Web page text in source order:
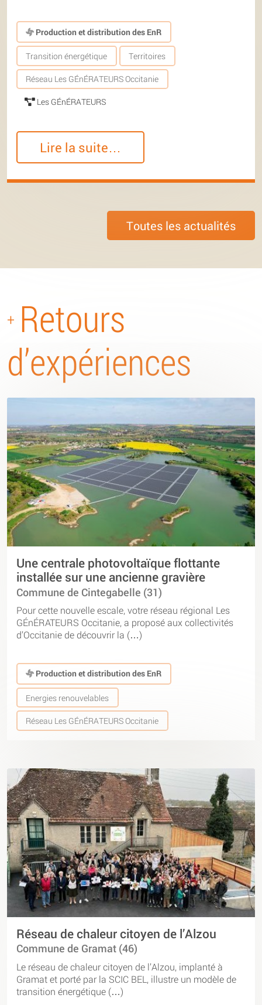
Production et distribution des EnR
Transition énergétique Territoires
Réseau Les GÉnÉRATEURS Occitanie
Les GÉnÉRATEURS
Lire la suite…
Toutes les actualités
+ Retours
d’expériences
Une centrale photovoltaïque flottante
installée sur une ancienne gravière
Commune de Cintegabelle (31)
Pour cette nouvelle escale, votre réseau régional Les
GÉnÉRATEURS Occitanie, a proposé aux collectivités
d’Occitanie de découvrir la (…)
Production et distribution des EnR
Energies renouvelables
Réseau Les GÉnÉRATEURS Occitanie
Réseau de chaleur citoyen de l’Alzou
Commune de Gramat (46)
Le réseau de chaleur citoyen de l’Alzou, implanté à
Gramat et porté par la SCIC BEL, illustre un modèle de
transition énergétique (…)